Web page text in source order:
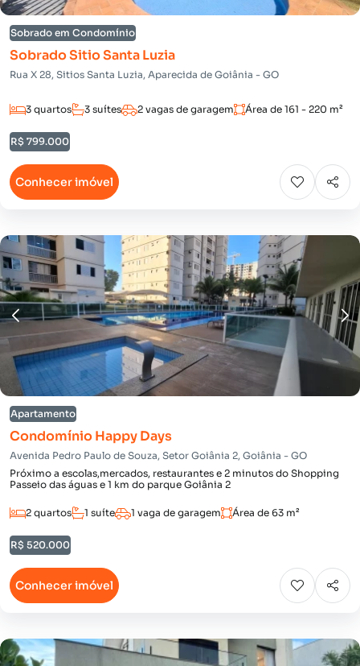
Sobrado em Condomínio
Sobrado Sitio Santa Luzia
Rua X 28, Sitios Santa Luzia, Aparecida de Goiânia - GO
3 quartos 3 suítes 2 vagas de garagem Área de 161 - 220 m²
R$ 799.000
Conhecer imóvel
Apartamento
Condomínio Happy Days
Avenida Pedro Paulo de Souza, Setor Goiânia 2, Goiânia - GO
Próximo a escolas,mercados, restaurantes e 2 minutos do Shopping
Passeio das águas e 1 km do parque Goiânia 2
2 quartos 1 suíte 1 vaga de garagem Área de 63 m²
R$ 520.000
Conhecer imóvel